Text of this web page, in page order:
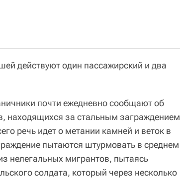
действуют один пассажирский и два
почти ежедневно сообщают об
находящихся за стальным заграждением
речь идет о метании камней и веток в
пытаются штурмовать в среднем
нелегальных мигрантов, пытаясь
солдата, который через несколько